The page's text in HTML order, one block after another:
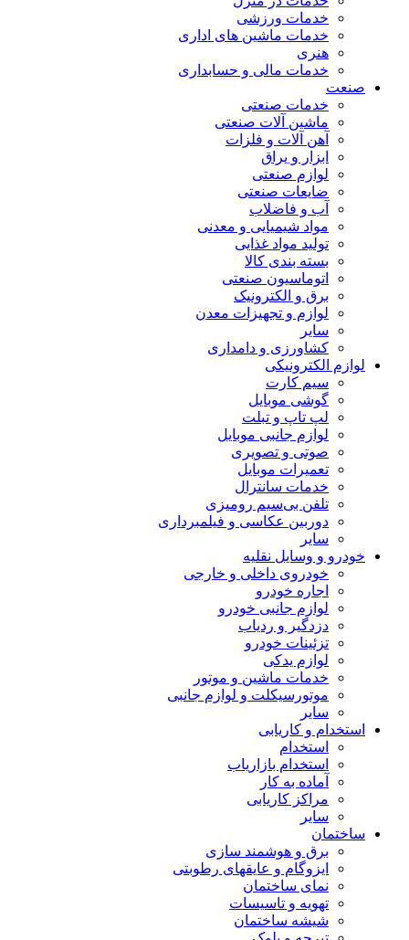
خدمات ورزشی
خدمات ماشین های اداری
هنری
خدمات مالی و حسابداری
صنعت
خدمات صنعتی
ماشین آلات صنعتی
آهن آلات و فلزات
ابزار و یراق
لوازم صنعتی
ضایعات صنعتی
آب و فاضلاب
مواد شیمیایی و معدنی
تولید مواد غذایی
بسته بندی کالا
اتوماسیون صنعتی
برق و الکترونیک
لوازم و تجهیزات معدن
سایر
کشاورزی و دامداری
لوازم الکترونیکی
سیم کارت
گوشی موبایل
لپ تاپ و تبلت
لوازم جانبی موبایل
صوتی و تصویری
تعمیرات موبایل
خدمات سانترال
تلفن بی‌سیم رومیزی
دوربین عکاسی و فیلمبرداری
سایر
خودرو و وسایل نقلیه
خودروی داخلی و خارجی
اجاره خودرو
لوازم جانبی خودرو
دزدگیر و ردیاب
تزئینات خودرو
لوازم یدکی
خدمات ماشین و موتور
موتورسیکلت و لوازم جانبی
سایر
استخدام و کاریابی
استخدام
استخدام بازاریاب
آماده به کار
مراکز کاریابی
سایر
ساختمان
برق و هوشمند سازی
ایزوگام و عایقهای رطوبتی
نمای ساختمان
تهویه و تاسیسات
شیشه ساختمان